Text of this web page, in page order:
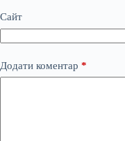
Сайт
Додати коментар *